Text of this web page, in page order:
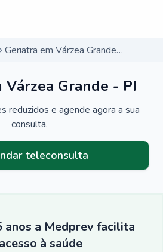
Geriatra em Várzea Grande - PI
Várzea Grande - PI
reduzidos e agende agora a sua
consulta.
teleconsulta
anos a Medprev facilita
à saúde